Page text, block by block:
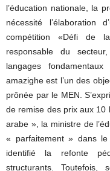
l’éducation nationale, la
nécessité
compétition «Défi de
responsable du
langages
amazighe est l’un des
prônée par le MEN.
de remise des prix aux 10
arabe », la ministre de
« parfaitement » dans
identifié la refonte
structurants.